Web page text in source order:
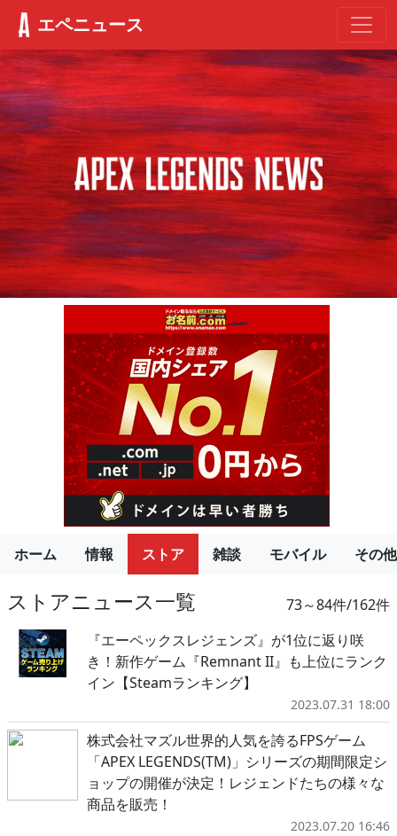
エペニュース
ホーム 情報 ストア 雑談 モバイル その他
ストアニュース一覧
73～84件/162件
『エーペックスレジェンズ』が1位に返り咲
き！新作ゲーム『Remnant II』も上位にランク
イン【Steamランキング】
2023.07.31 18:00
株式会社マズル世界的人気を誇るFPSゲーム
「APEX LEGENDS(TM)」シリーズの期間限定シ
ョップの開催が決定！レジェンドたちの様々な
商品を販売！
2023.07.20 16:46